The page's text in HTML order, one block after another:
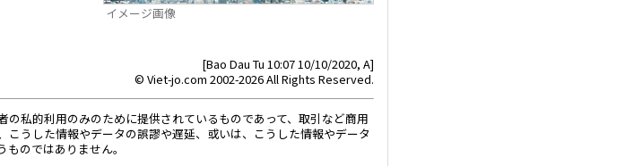
イメージ画像
[Bao Dau Tu 10:07 10/10/2020, A]
© Viet-jo.com 2002-2026 All Rights Reserved.
私的利用のみのために提供されているものであって、取引など商用
うした情報やデータの誤謬や遅延、或いは、こうした情報やデータ
のではありません。